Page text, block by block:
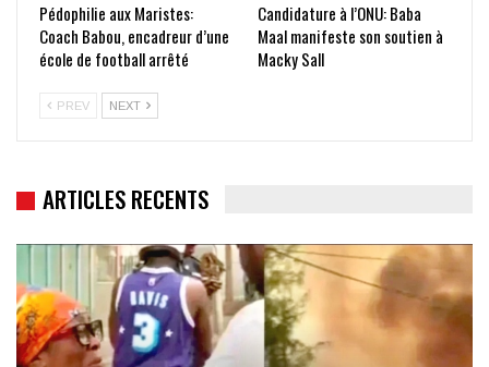
Pédophilie aux Maristes:
Coach Babou, encadreur d’une
école de football arrêté
Candidature à l’ONU: Baba
Maal manifeste son soutien à
Macky Sall
PREV NEXT
ARTICLES RECENTS